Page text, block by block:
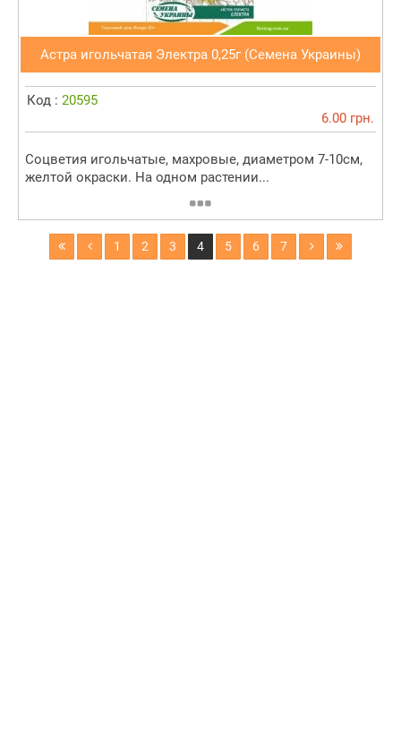
Астра игольчатая Электра 0,25г (Семена Украины)
Код : 20595
6.00 грн.
Соцветия игольчатые, махровые, диаметром 7-10см,
желтой окраски. На одном растении...
1 2 3 4 5 6 7